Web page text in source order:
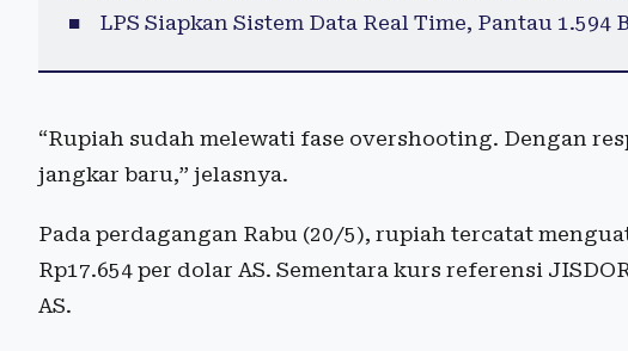
LPS Siapkan Sistem Data Real Time, Pantau 1.594
“Rupiah sudah melewati fase overshooting. Dengan
jangkar baru,” jelasnya.
Pada perdagangan Rabu (20/5), rupiah tercatat
Rp17.654 per dolar AS. Sementara kurs referensi
AS.